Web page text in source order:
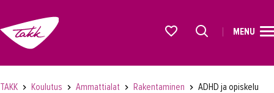
MENU
TAKK Koulutus Ammattialat Rakentaminen ADHD ja opiskelu